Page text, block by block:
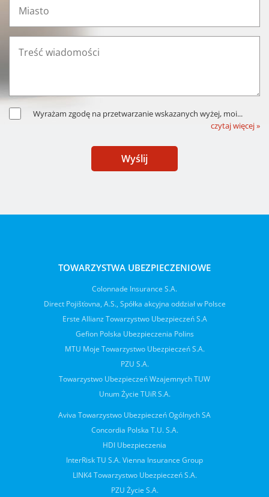
Wyrażam zgodę na przetwarzanie wskazanych wyżej, moi...
czytaj więcej »
Wyślij
TOWARZYSTWA UBEZPIECZENIOWE
Colonnade Insurance S.A.
Direct Pojišťovna, A.S., Spółka akcyjna oddział w Polsce
Erste Allianz Towarzystwo Ubezpieczeń S.A
Gefion Polska Ubezpieczenia Polins
MTU Moje Towarzystwo Ubezpieczeń S.A.
PZU S.A.
Towarzystwo Ubezpieczeń Wzajemnych TUW
Unum Życie TUiR S.A.
Aviva Towarzystwo Ubezpieczeń Ogólnych SA
Concordia Polska T.U. S.A.
HDI Ubezpieczenia
InterRisk TU S.A. Vienna Insurance Group
LINK4 Towarzystwo Ubezpieczeń S.A.
PZU Życie S.A.